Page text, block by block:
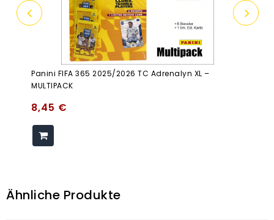
Panini FIFA 365 2025/2026 TC Adrenalyn XL –
MULTIPACK
8,45 €
Ähnliche Produkte